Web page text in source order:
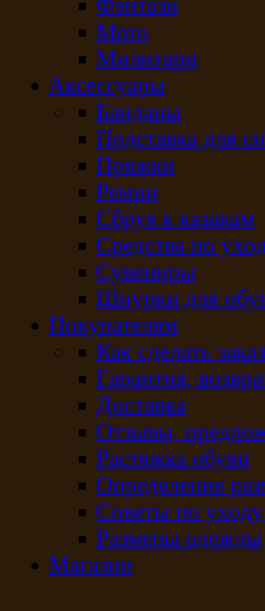
Мото
Милитари
Аксессуары
Банданы
Подставка для
Пряжки
Ремни
Сбруя к казакам
Средства по
Сувениры
Шнурки для
Покупателям
Как сделать
Гарантия,
Доставка
Отзывы,
Растяжка обуви
Определение
Советы по
Размеры одежды
Магазин